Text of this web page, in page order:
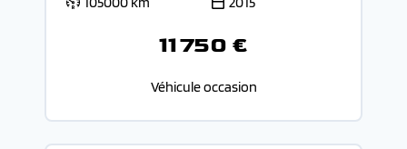
11 750 €
Véhicule occasion